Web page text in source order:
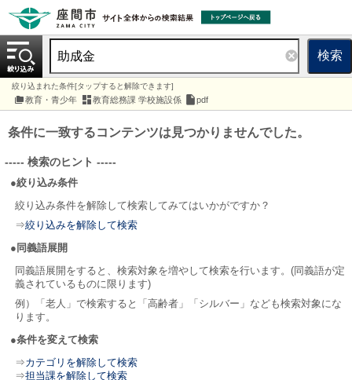
検索
絞り込まれた条件[タップすると解除できます]
教育・青少年 教育総務課 学校施設係 pdf
条件に一致するコンテンツは見つかりませんでした。
----- 検索のヒント -----
●絞り込み条件
絞り込み条件を解除して検索してみてはいかがですか？
⇒絞り込みを解除して検索
●同義語展開
同義語展開をすると、検索対象を増やして検索を行います。(同義語が定
義されているものに限ります)
例）「老人」で検索すると「高齢者」「シルバー」なども検索対象にな
ります。
●条件を変えて検索
⇒カテゴリを解除して検索
⇒担当課を解除して検索